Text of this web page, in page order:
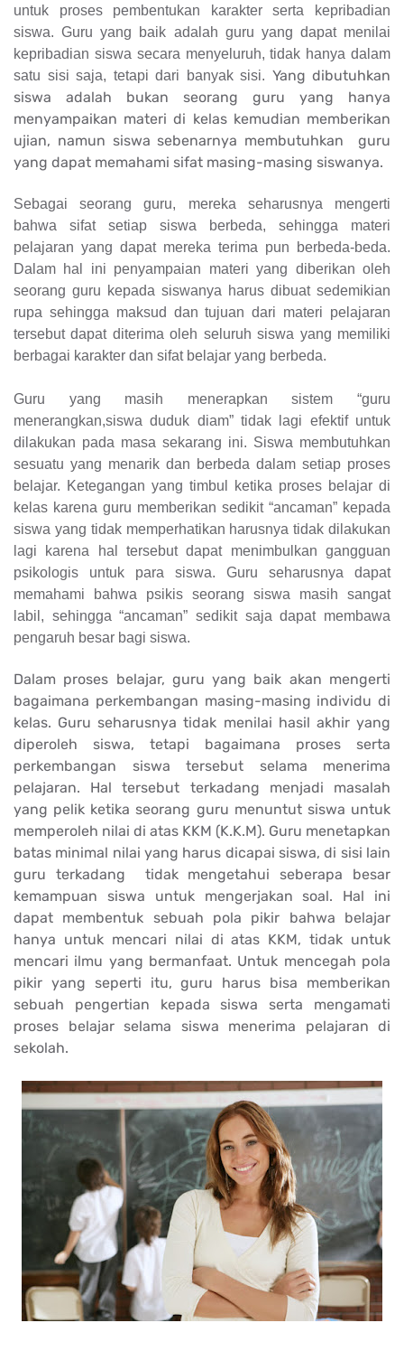
untuk proses pembentukan karakter serta kepribadian
siswa. Guru yang baik adalah guru yang dapat menilai
kepribadian siswa secara menyeluruh, tidak hanya dalam
satu sisi saja, tetapi dari banyak sisi. Yang dibutuhkan
siswa adalah bukan seorang guru yang hanya
menyampaikan materi di kelas kemudian memberikan
ujian, namun siswa sebenarnya membutuhkan guru
yang dapat memahami sifat masing-masing siswanya.
Sebagai seorang guru, mereka seharusnya mengerti
bahwa sifat setiap siswa berbeda, sehingga materi
pelajaran yang dapat mereka terima pun berbeda-beda.
Dalam hal ini penyampaian materi yang diberikan oleh
seorang guru kepada siswanya harus dibuat sedemikian
rupa sehingga maksud dan tujuan dari materi pelajaran
tersebut dapat diterima oleh seluruh siswa yang memiliki
berbagai karakter dan sifat belajar yang berbeda.
Guru yang masih menerapkan sistem “guru
menerangkan,siswa duduk diam” tidak lagi efektif untuk
dilakukan pada masa sekarang ini. Siswa membutuhkan
sesuatu yang menarik dan berbeda dalam setiap proses
belajar. Ketegangan yang timbul ketika proses belajar di
kelas karena guru memberikan sedikit “ancaman” kepada
siswa yang tidak memperhatikan harusnya tidak dilakukan
lagi karena hal tersebut dapat menimbulkan gangguan
psikologis untuk para siswa. Guru seharusnya dapat
memahami bahwa psikis seorang siswa masih sangat
labil, sehingga “ancaman” sedikit saja dapat membawa
pengaruh besar bagi siswa.
Dalam proses belajar, guru yang baik akan mengerti
bagaimana perkembangan masing-masing individu di
kelas. Guru seharusnya tidak menilai hasil akhir yang
diperoleh siswa, tetapi bagaimana proses serta
perkembangan siswa tersebut selama menerima
pelajaran. Hal tersebut terkadang menjadi masalah
yang pelik ketika seorang guru menuntut siswa untuk
memperoleh nilai di atas KKM (K.K.M). Guru menetapkan
batas minimal nilai yang harus dicapai siswa, di sisi lain
guru terkadang tidak mengetahui seberapa besar
kemampuan siswa untuk mengerjakan soal. Hal ini
dapat membentuk sebuah pola pikir bahwa belajar
hanya untuk mencari nilai di atas KKM, tidak untuk
mencari ilmu yang bermanfaat. Untuk mencegah pola
pikir yang seperti itu, guru harus bisa memberikan
sebuah pengertian kepada siswa serta mengamati
proses belajar selama siswa menerima pelajaran di
sekolah.